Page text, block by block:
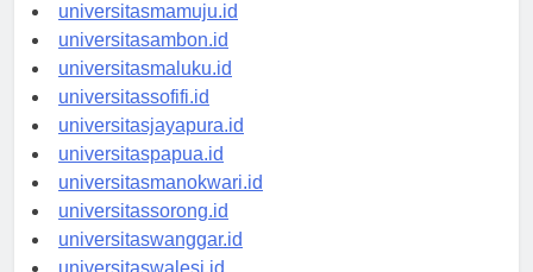
universitasmamuju.id
universitasambon.id
universitasmaluku.id
universitassofifi.id
universitasjayapura.id
universitaspapua.id
universitasmanokwari.id
universitassorong.id
universitaswanggar.id
universitaswalesi.id